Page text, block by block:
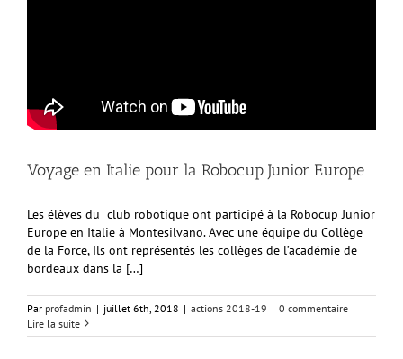
Voyage en Italie pour la Robocup Junior Europe
Les élèves du club robotique ont participé à la Robocup Junior
Europe en Italie à Montesilvano. Avec une équipe du Collège
de la Force, Ils ont représentés les collèges de l’académie de
bordeaux dans la […]
Par profadmin | juillet 6th, 2018 | actions 2018-19 | 0 commentaire
Lire la suite